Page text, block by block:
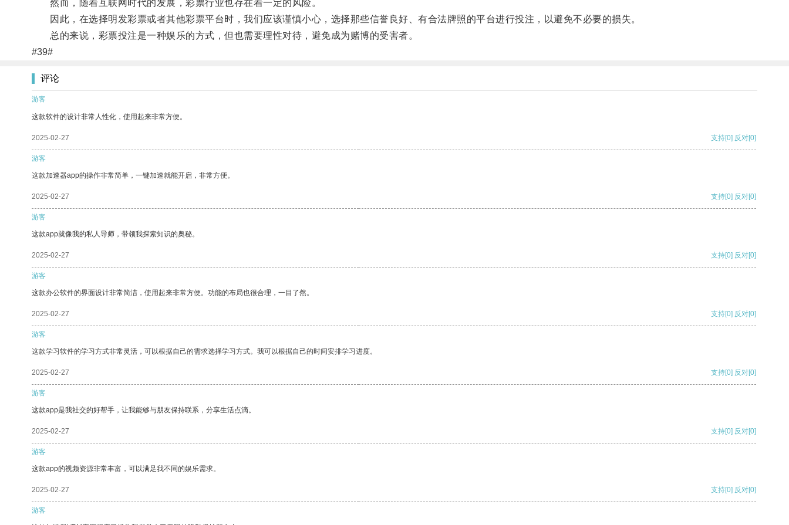
然而，随着互联网时代的发展，彩票行业也存在着一定的风险。
因此，在选择明发彩票或者其他彩票平台时，我们应该谨慎小心，选择那些信誉良好、有合法牌照的平台进行投注，以避免不必要的损失。
总的来说，彩票投注是一种娱乐的方式，但也需要理性对待，避免成为赌博的受害者。
#39#
评论
游客
这款软件的设计非常人性化，使用起来非常方便。
2025-02-27 支持[0] 反对[0]
游客
这款加速器app的操作非常简单，一键加速就能开启，非常方便。
2025-02-27 支持[0] 反对[0]
游客
这款app就像我的私人导师，带领我探索知识的奥秘。
2025-02-27 支持[0] 反对[0]
游客
这款办公软件的界面设计非常简洁，使用起来非常方便。功能的布局也很合理，一目了然。
2025-02-27 支持[0] 反对[0]
游客
这款学习软件的学习方式非常灵活，可以根据自己的需求选择学习方式。我可以根据自己的时间安排学习进度。
2025-02-27 支持[0] 反对[0]
游客
这款app是我社交的好帮手，让我能够与朋友保持联系，分享生活点滴。
2025-02-27 支持[0] 反对[0]
游客
这款app的视频资源非常丰富，可以满足我不同的娱乐需求。
2025-02-27 支持[0] 反对[0]
游客